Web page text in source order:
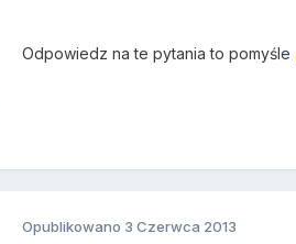
Odpowiedz na te pytania to pomyśle
Opublikowano 3 Czerwca 2013